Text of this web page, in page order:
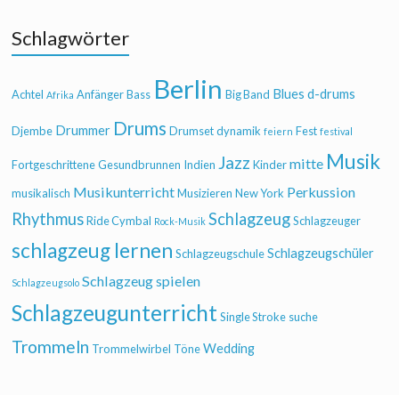
Schlagwörter
Achtel Afrika Anfänger Bass Berlin Big Band Blues d-drums
Djembe Drummer Drums Drumset dynamik feiern Fest festival
Fortgeschrittene Gesundbrunnen Indien Jazz Kinder mitte Musik
musikalisch Musikunterricht Musizieren New York Perkussion
Rhythmus Ride Cymbal Rock-Musik Schlagzeug Schlagzeuger
schlagzeug lernen Schlagzeugschule Schlagzeugschüler
Schlagzeugsolo Schlagzeug spielen
Schlagzeugunterricht Single Stroke suche
Trommeln Trommelwirbel Töne Wedding